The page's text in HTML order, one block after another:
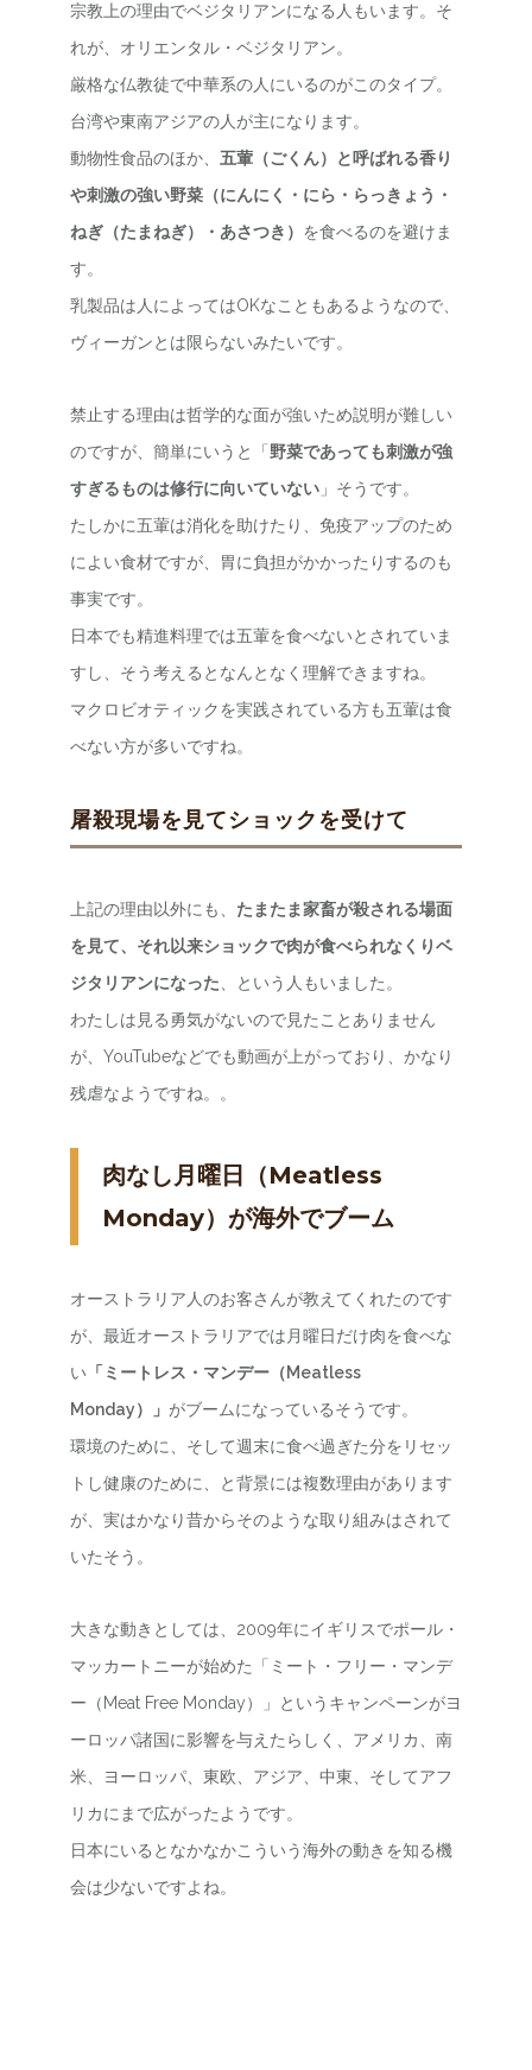
宗教上の理由でベジタリアンになる人もいます。そ
れが、オリエンタル・ベジタリアン。
厳格な仏教徒で中華系の人にいるのがこのタイプ。
台湾や東南アジアの人が主になります。
動物性食品のほか、 五葷（ごくん）と呼ばれる香り
や刺激の強い野菜（にんにく・にら・らっきょう・
ねぎ（たまねぎ）・あさつき） を食べるのを避けま
す。
乳製品は人によってはOKなこともあるようなので、
ヴィーガンとは限らないみたいです。
禁止する理由は哲学的な面が強いため説明が難しい
のですが、簡単にいうと「 野菜であっても刺激が強
すぎるものは修行に向いていない 」そうです。
たしかに五葷は消化を助けたり、免疫アップのため
によい食材ですが、胃に負担がかかったりするのも
事実です。
日本でも精進料理では五葷を食べないとされていま
すし、そう考えるとなんとなく理解できますね。
マクロビオティックを実践されている方も五葷は食
べない方が多いですね。
屠殺現場を見てショックを受けて
上記の理由以外にも、 たまたま家畜が殺される場面
を見て、それ以来ショックで肉が食べられなくりベ
ジタリアンになった 、という人もいました。
わたしは見る勇気がないので見たことありません
が、YouTubeなどでも動画が上がっており、かなり
残虐なようですね。。
肉なし月曜日（Meatless
Monday）が海外でブーム
オーストラリア人のお客さんが教えてくれたのです
が、最近オーストラリアでは月曜日だけ肉を食べな
い 「ミートレス・マンデー（Meatless
Monday）」 がブームになっているそうです。
環境のために、そして週末に食べ過ぎた分をリセッ
トし健康のために、と背景には複数理由があります
が、実はかなり昔からそのような取り組みはされて
いたそう。
大きな動きとしては、2009年にイギリスでポール・
マッカートニーが始めた「ミート・フリー・マンデ
ー（Meat Free Monday）」というキャンペーンがヨ
ーロッパ諸国に影響を与えたらしく、アメリカ、南
米、ヨーロッパ、東欧、アジア、中東、そしてアフ
リカにまで広がったようです。
日本にいるとなかなかこういう海外の動きを知る機
会は少ないですよね。